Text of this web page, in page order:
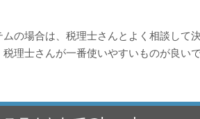
ムの場合は、税理士さんとよく相談し
理士さんが一番使いやすいものが良いで